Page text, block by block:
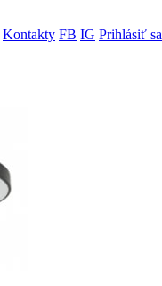
Kontakty FB IG Prihlásiť sa